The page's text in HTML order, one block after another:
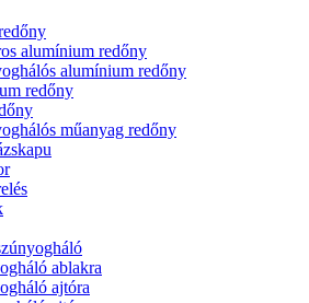
alumínium redőny
alumínium redőny
redőny
műanyag redőny
ablakra
ajtóra